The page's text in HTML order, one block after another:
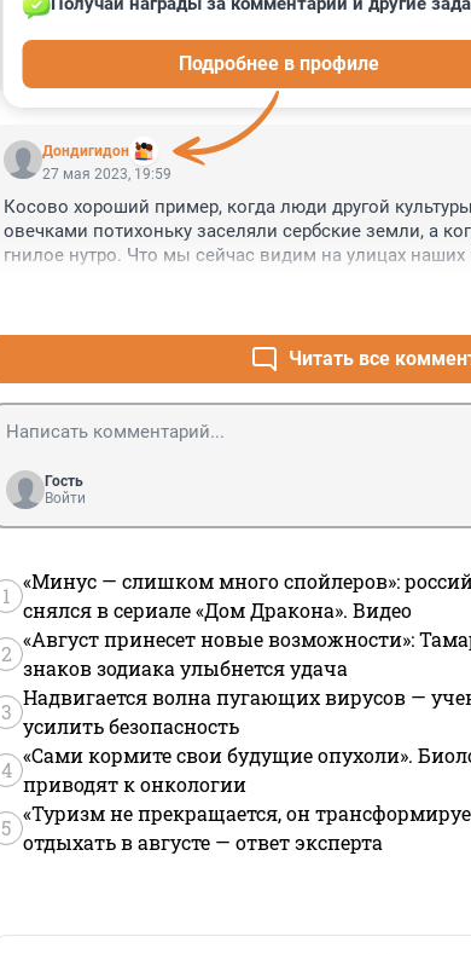
Гость
Второй фронт открывают.
Дондигидон
Подробнее в профиле
27 мая 2023, 19:59
Косово хороший пример, когда люди другой
овечками потихоньку заселяли сербские земли, а
гнилое нутро. Что мы сейчас видим на улицах наших
Читать все
Гость
Войти
1
«Минус — слишком много спойлеров»:
снялся в сериале «Дом Дракона». Видео
2
«Август принесет новые возможности»:
знаков зодиака улыбнется удача
3
Надвигается волна пугающих вирусов —
усилить безопасность
4
«Сами кормите свои будущие опухоли».
приводят к онкологии
5
«Туризм не прекращается, он
отдыхать в августе — ответ эксперта